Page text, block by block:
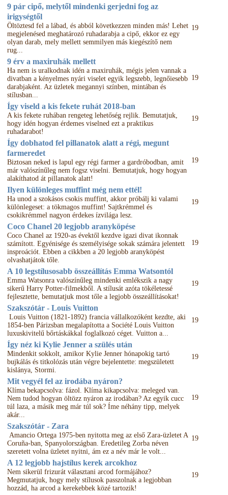
9 pár cipő, melytől mindenki gerjedni fog az
irigységtől
Öltöztesd fel a lábad, és abból következzen minden más! Lehet
megjelenésed meghatározó ruhadarabja a cipő, ekkor ez egy
olyan darab, mely mellett semmilyen más kiegészítő nem
rug...
19
9 érv a maxiruhák mellett
Ha nem is uralkodnak idén a maxiruhák, mégis jelen vannak a
divatban a kényelmes nyári viselet egyik legszebb, legnőiesebb
darabjaként. Az üzletek megannyi színben, mintában és
stílusban...
19
Így viseld a kis fekete ruhát 2018-ban
A kis fekete ruhában rengeteg lehetőség rejlik. Bemutatjuk,
hogy idén hogyan érdemes viselned ezt a praktikus
ruhadarabot!
19
Így dobhatod fel pillanatok alatt a régi, megunt
farmeredet
Biztosan neked is lapul egy régi farmer a gardróbodban, amit
már valószínűleg nem fogsz viselni. Bemutatjuk, hogy hogyan
alakíthatod át pillanatok alatt!
19
Ilyen különleges muffint még nem ettél!
Ha unod a szokásos csokis muffint, akkor próbálj ki valami
különlegeset: a tökmagos muffint! Sajtkrémmel és
csokikrémmel nagyon érdekes ízvilága lesz.
19
Coco Chanel 20 legjobb aranyköpése
Coco Chanel az 1920-as évektől kezdve igazi divat ikonnak
számított. Egyénisége és személyisége sokak számára jelentett
insproációt. Ebben a cikkben a 20 legjobb aranyköpést
olvashatjátok tőle.
19
A 10 legstílusosabb összeállítás Emma Watsontól
Emma Watsonra valószínűleg mindenki emlékszik a nagy
sikerű Harry Potter-filmekből. A stílusát azóta tökéletessé
fejlesztette, bemutatjuk most tőle a legjobb összeállításokat!
19
Szakszótár - Louis Vuitton
Louis Vuitton (1821-1892) francia vállalkozóként kezdte, aki
1854-ben Párizsban megalapította a Société Louis Vuitton
luxuskivitelű bőrtáskákkal foglalkozó céget. Vuitton a...
19
Így néz ki Kylie Jenner a szülés után
Mindenkit sokkolt, amikor Kylie Jenner hónapokig tartó
bujkálás és titkolózás után végre bejelentette: megszületett
kislánya, Stormi.
19
Mit vegyél fel az irodába nyáron?
Klíma bekapcsolva: fázol. Klíma kikapcsolva: meleged van.
Nem tudod hogyan öltözz nyáron az irodában? Az egyik cucc
túl laza, a másik meg már túl sok? Íme néhány tipp, melyek
akár...
19
Szakszótár - Zara
Amancio Ortega 1975-ben nyitotta meg az első Zara-üzletet A
Coruña-ban, Spanyolországban. Eredetileg Zorba néven
szeretett volna üzletet nyitni, ám ez a név már le volt...
19
A 12 legjobb hajstílus kerek arcokhoz
Nem sikerül frizurát választani arcod formájához?
Megmutatjuk, hogy mely stílusok passzolnak a legjobban
hozzád, ha arcod a kerekebbek közé tartozik!
19